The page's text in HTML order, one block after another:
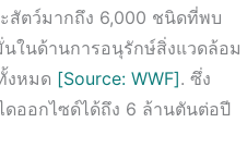
สัตว์มากถึง 6,000 ชนิดที่พบ
ในด้านการอนุรักษ์สิ่งแวดล้อม
งหมด [Source: WWF]. ซึ่ง
ออกไซด์ได้ถึง 6 ล้านตันต่อปี